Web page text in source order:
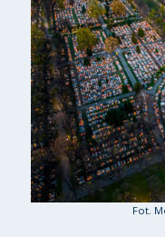
Fot.